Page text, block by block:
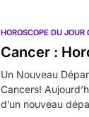
HOROSCOPE DU JOUR
Cancer :
Un Nouveau
Cancers!
d’un nouveau